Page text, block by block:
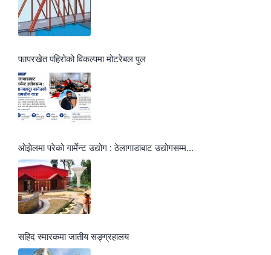
फापरखेत पहिरोको विकल्पमा मोटरेबल पुल
ओझेलमा परेको गार्मेन्ट उद्योग : ठेलागाडाबाट उद्योगसम्म...
सहिद स्मारकमा जातीय सङ्ग्रहालय